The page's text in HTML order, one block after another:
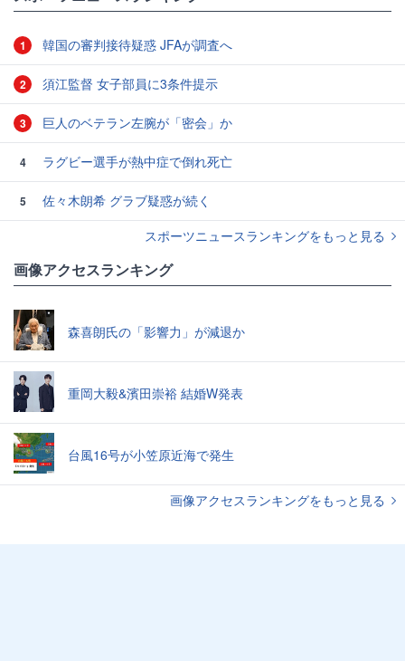
1 韓国の審判接待疑惑 JFAが調査へ
2 須江監督 女子部員に3条件提示
3 巨人のベテラン左腕が「密会」か
4 ラグビー選手が熱中症で倒れ死亡
5
佐々木朗希 グラブ疑惑が続く
スポーツニュースランキングをもっと見る
画像アクセスランキング
森喜朗氏の「影響力」が減退か
重岡大毅&濱田崇裕 結婚W発表
台風16号が小笠原近海で発生
画像アクセスランキングをもっと見る